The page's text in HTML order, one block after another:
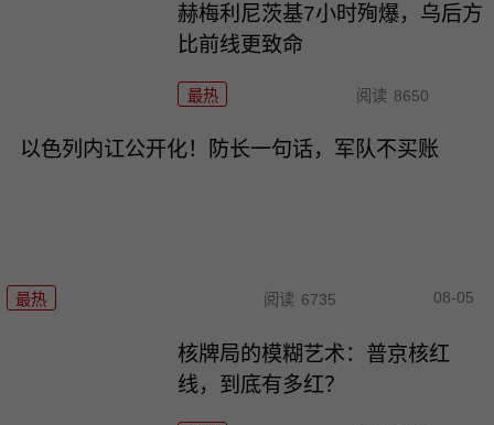
赫梅利尼茨基7小时殉爆，乌后方
比前线更致命
最热 阅读 8650
以色列内讧公开化！防长一句话，军队不买账
最热 阅读 6735 08-05
核牌局的模糊艺术：普京核红
线，到底有多红？